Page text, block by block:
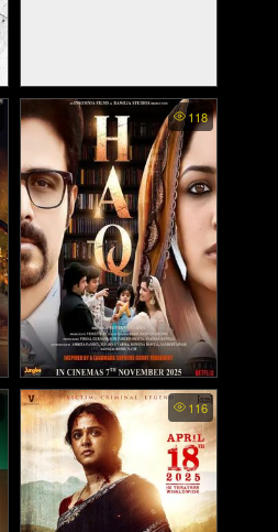
Haseen Dillruba - กุหลาบ
มรณะ (2021)
118
Haq (2025)
116